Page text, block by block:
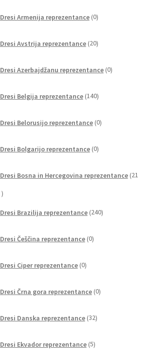
Dresi Armenija reprezentance 0izdelkov
Dresi Avstrija reprezentance 20izdelkov
Dresi Azerbajdžanu reprezentance 0izdelkov
Dresi Belgija reprezentance 140izdelkov
Dresi Belorusijo reprezentance 0izdelkov
Dresi Bolgarijo reprezentance 0izdelkov
Dresi Bosna in Hercegovina reprezentance 21
21
Dresi Brazilija reprezentance 240izdelkov
Dresi Češčina reprezentance 0izdelkov
Dresi Ciper reprezentance 0izdelkov
Dresi Črna gora reprezentance 0izdelkov
Dresi Danska reprezentance 32izdelkov
Dresi Ekvador reprezentance 5izdelkov